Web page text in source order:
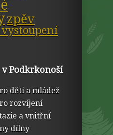
zpěv
Podkrkonoší
děti a mládež
rozvíjení
a vnitřní
dílny